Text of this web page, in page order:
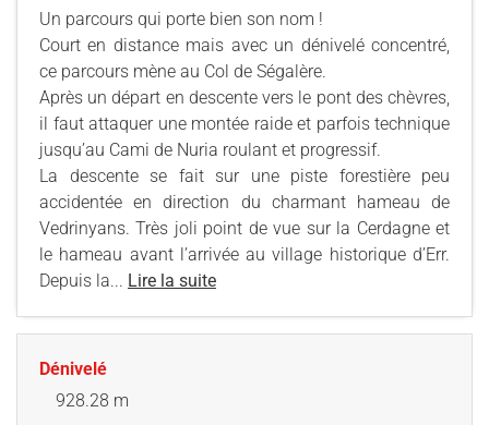
Un parcours qui porte bien son nom !
Court en distance mais avec un dénivelé concentré,
ce parcours mène au Col de Ségalère.
Après un départ en descente vers le pont des chèvres,
il faut attaquer une montée raide et parfois technique
jusqu’au Cami de Nuria roulant et progressif.
La descente se fait sur une piste forestière peu
accidentée en direction du charmant hameau de
Vedrinyans. Très joli point de vue sur la Cerdagne et
le hameau avant l’arrivée au village historique d’Err.
Depuis la... Lire la suite
Dénivelé
928.28 m